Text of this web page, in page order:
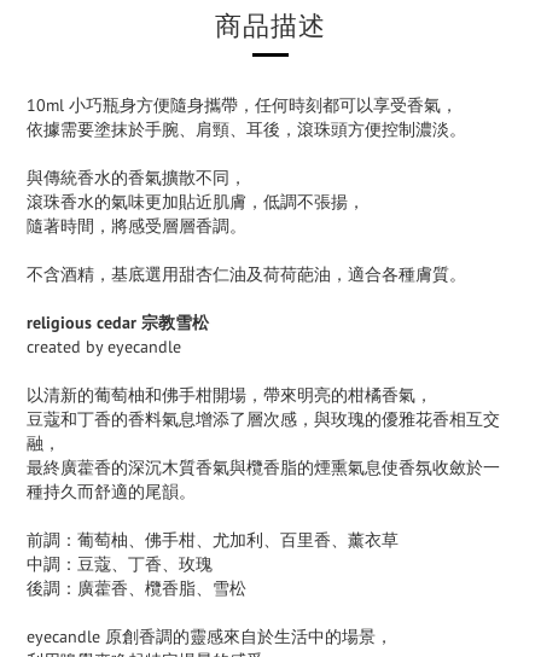
商品描述
10ml 小巧瓶身方便隨身攜帶，任何時刻都可以享受香氣，
依據需要塗抹於手腕、肩頸、耳後，滾珠頭方便控制濃淡。
與傳統香水的香氣擴散不同，
滾珠香水的氣味更加貼近肌膚，低調不張揚，
隨著時間，將感受層層香調。
不含酒精，基底選用甜杏仁油及荷荷葩油，適合各種膚質。
religious cedar 宗教雪松
created by eyecandle
以清新的葡萄柚和佛手柑開場，帶來明亮的柑橘香氣，
豆蔻和丁香的香料氣息增添了層次感，與玫瑰的優雅花香相互交
融，
最終廣藿香的深沉木質香氣與欖香脂的煙熏氣息使香氛收斂於一
種持久而舒適的尾韻。
前調：葡萄柚、佛手柑、尤加利、百里香、薰衣草
中調：豆蔻、丁香、玫瑰
後調：廣藿香、欖香脂、雪松
eyecandle 原創香調的靈感來自於生活中的場景，